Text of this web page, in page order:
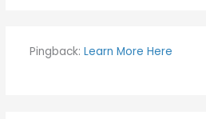
Pingback: Learn More Here